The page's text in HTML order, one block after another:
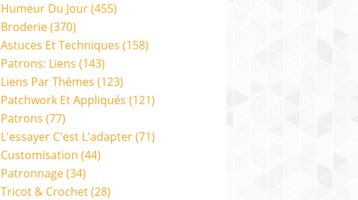
Humeur Du Jour(455)
Broderie(370)
Astuces Et Techniques (158)
Patrons: Liens (143)
Liens Par Thèmes (123)
Patchwork Et Appliqués (121)
Patrons (77)
L'essayer C'est L'adapter(71)
Customisation (44)
Patronnage(34)
Tricot & Crochet(28)